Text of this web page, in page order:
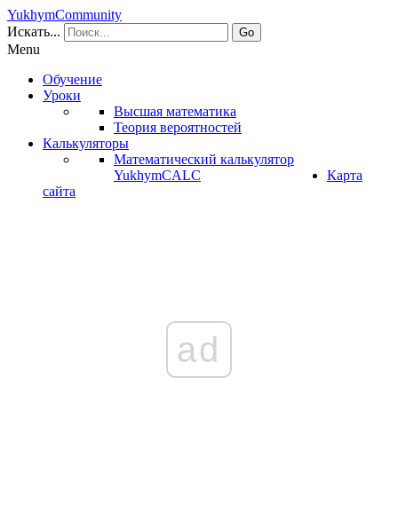
YukhymCommunity
Искать...
Go
Menu
Обучение
Уроки
Высшая математика
Теория вероятностей
Калькуляторы
Математический калькулятор
YukhymCALC
Карта
сайта
ad